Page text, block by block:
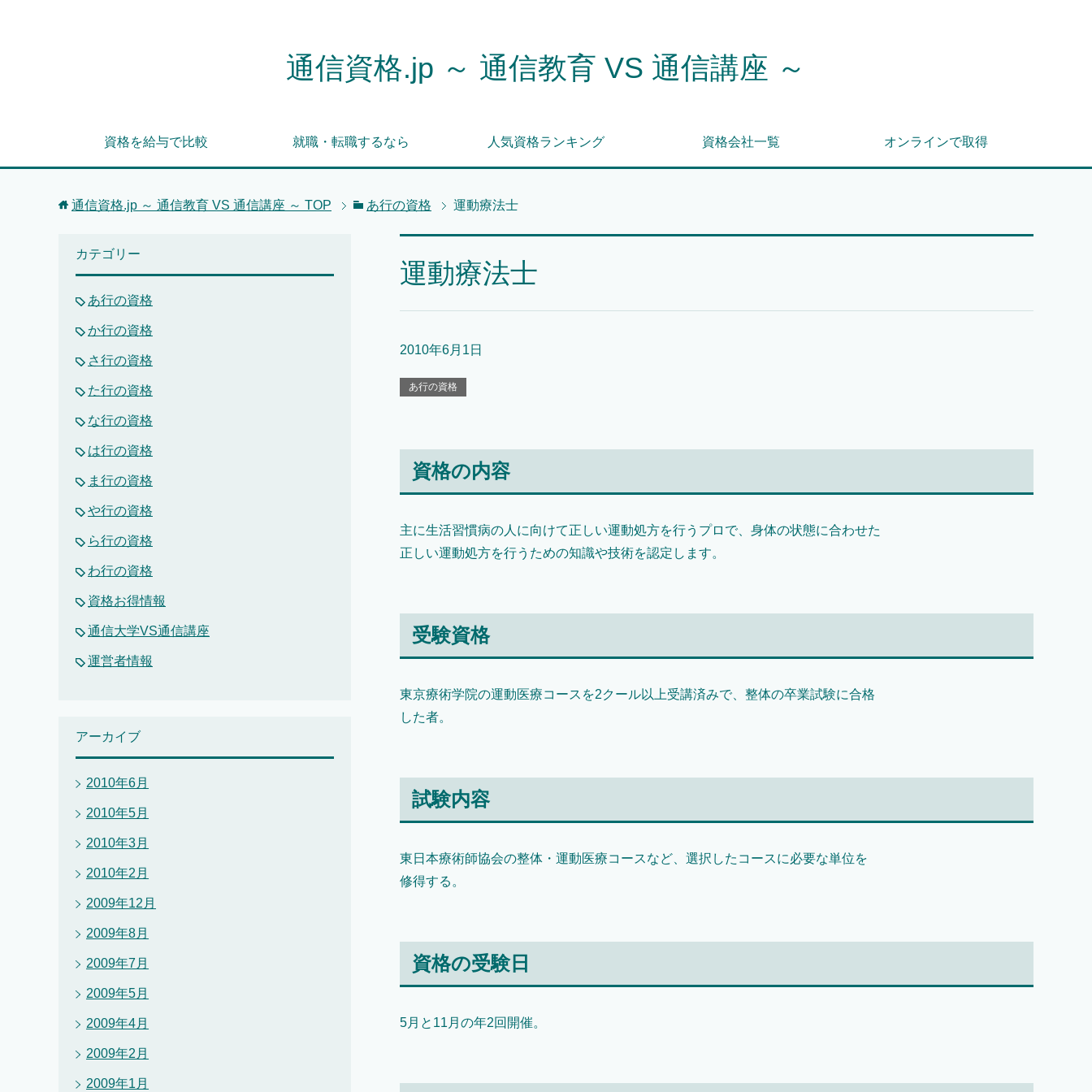
通信資格.jp ～ 通信教育 VS 通信講座 ～
資格を給与で比較 就職・転職するなら 人気資格ランキング 資格会社一覧 オンラインで取得
通信資格.jp ～ 通信教育 VS 通信講座 ～ TOP あ行の資格 運動療法士
運動療法士
2010年6月1日
あ行の資格
資格の内容
主に生活習慣病の人に向けて正しい運動処方を行うプロで、身体の状態に合わせた
正しい運動処方を行うための知識や技術を認定します。
受験資格
東京療術学院の運動医療コースを2クール以上受講済みで、整体の卒業試験に合格
した者。
試験内容
東日本療術師協会の整体・運動医療コースなど、選択したコースに必要な単位を
修得する。
資格の受験日
5月と11月の年2回開催。
カテゴリー
あ行の資格
か行の資格
さ行の資格
た行の資格
な行の資格
は行の資格
ま行の資格
や行の資格
ら行の資格
わ行の資格
資格お得情報
通信大学VS通信講座
運営者情報
アーカイブ
2010年6月
2010年5月
2010年3月
2010年2月
2009年12月
2009年8月
2009年7月
2009年5月
2009年4月
2009年2月
2009年1月